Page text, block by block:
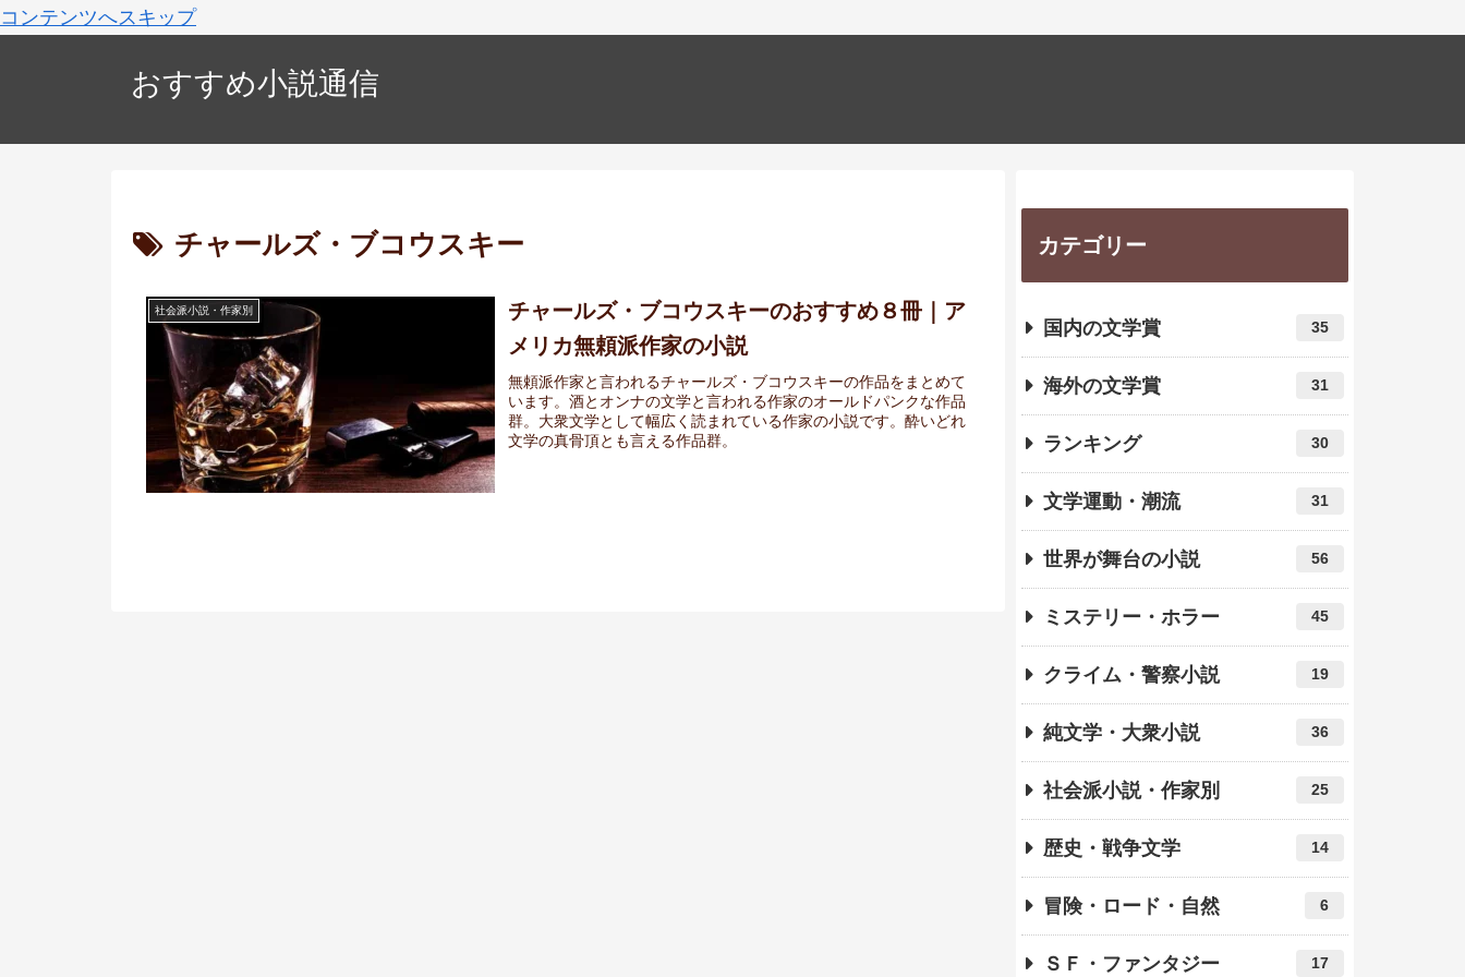
コンテンツへスキップ
おすすめ小説通信
チャールズ・ブコウスキー
社会派小説・作家別
チャールズ・ブコウスキーのおすすめ８冊｜ア
メリカ無頼派作家の小説
無頼派作家と言われるチャールズ・ブコウスキーの作品をまとめて
います。酒とオンナの文学と言われる作家のオールドパンクな作品
群。大衆文学として幅広く読まれている作家の小説です。酔いどれ
文学の真骨頂とも言える作品群。
カテゴリー
国内の文学賞 35
海外の文学賞 31
ランキング 30
文学運動・潮流 31
世界が舞台の小説 56
ミステリー・ホラー 45
クライム・警察小説 19
純文学・大衆小説 36
社会派小説・作家別 25
歴史・戦争文学 14
冒険・ロード・自然 6
ＳＦ・ファンタジー 17